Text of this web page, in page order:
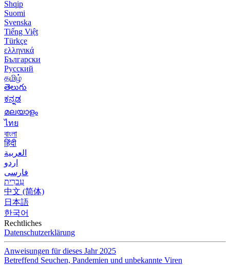
Shqip
Suomi
Svenska
Tiếng Việt
Türkçe
ελληνικά
Български
Русский
தமிழ்
తెలుగు
ಕನ್ನಡ
മലയാളം
ไทย
বাংলা
हिंदी
العربية
اردو
فارسی
עִברִית
中文 (简体)
日本語
한국어
Rechtliches
Datenschutzerklärung
Anweisungen für dieses Jahr 2025
Betreffend Seuchen, Pandemien und unbekannte Viren